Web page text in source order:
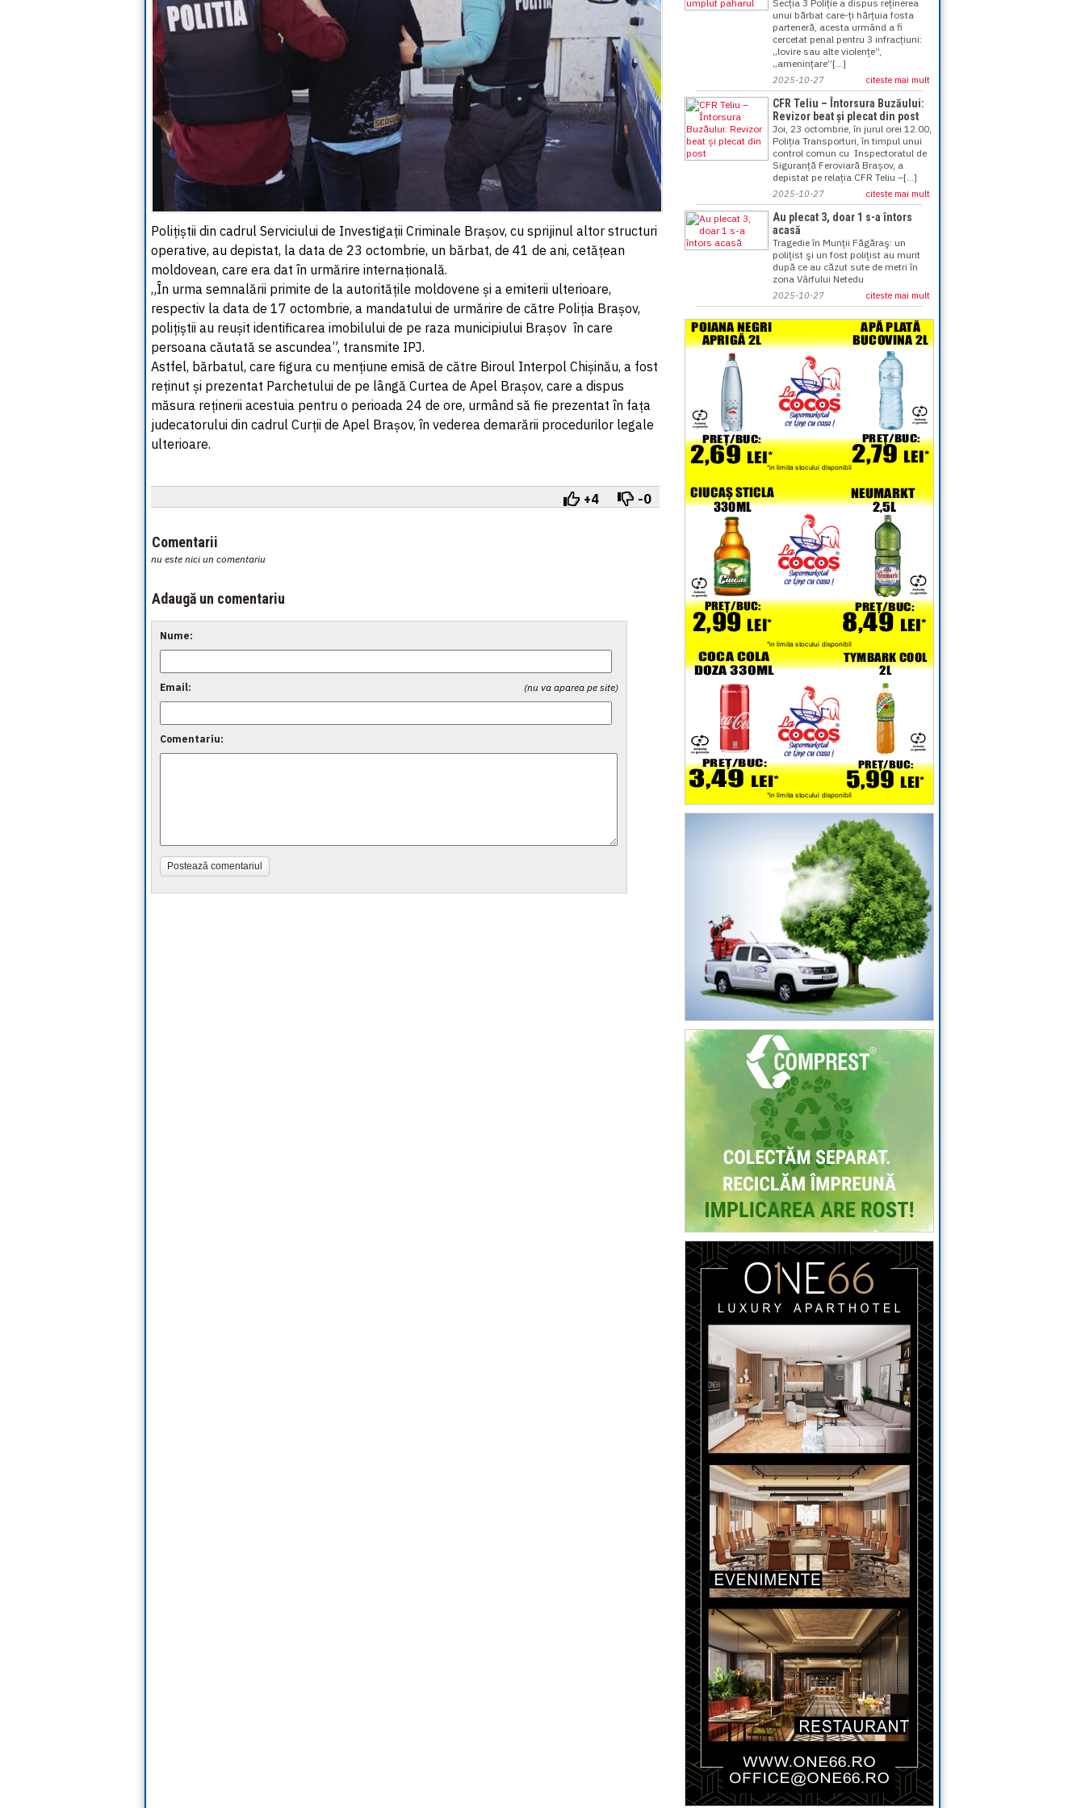
Polițiștii din cadrul Serviciului de Investigații Criminale Brașov, cu sprijinul altor structuri
operative, au depistat, la data de 23 octombrie, un bărbat, de 41 de ani, cetățean
moldovean, care era dat în urmărire internațională.
„În urma semnalării primite de la autoritățile moldovene și a emiterii ulterioare,
respectiv la data de 17 octombrie, a mandatului de urmărire de către Poliția Brașov,
polițiștii au reușit identificarea imobilului de pe raza municipiului Brașov în care
persoana căutată se ascundea”, transmite IPJ.
Astfel, bărbatul, care figura cu mențiune emisă de către Biroul Interpol Chișinău, a fost
reținut și prezentat Parchetului de pe lângă Curtea de Apel Brașov, care a dispus
măsura reținerii acestuia pentru o perioada 24 de ore, urmând să fie prezentat în fața
judecatorului din cadrul Curții de Apel Brașov, în vederea demarării procedurilor legale
ulterioare.
+4 -0
Comentarii
nu este nici un comentariu
Adaugă un comentariu
Nume:
(nu va aparea pe site)
Email:
Comentariu:
Postează comentariul
Secția 3 Poliție a dispus reținerea
unui bărbat care-ți hărțuia fosta
parteneră, acesta urmând a fi
cercetat penal pentru 3 infracțiuni:
„lovire sau alte violențe”,
„amenințare”[...]
2025-10-27 citeste mai mult
CFR Teliu – Întorsura Buzăului:
Revizor beat și plecat din post
Joi, 23 octombrie, în jurul orei 12.00,
Poliția Transporturi, în timpul unui
control comun cu Inspectoratul de
Siguranță Feroviară Brașov, a
depistat pe relația CFR Teliu –[...]
2025-10-27 citeste mai mult
Au plecat 3, doar 1 s-a întors
acasă
Tragedie în Munţii Făgăraş: un
poliţist şi un fost poliţist au murit
după ce au căzut sute de metri în
zona Vârfului Netedu
2025-10-27 citeste mai mult